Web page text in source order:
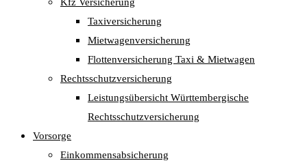
Taxiversicherung
Mietwagenversicherung
Flottenversicherung Taxi & Mietwagen
Rechtsschutzversicherung
Leistungsübersicht Württembergische
Rechtsschutzversicherung
Vorsorge
Einkommensabsicherung